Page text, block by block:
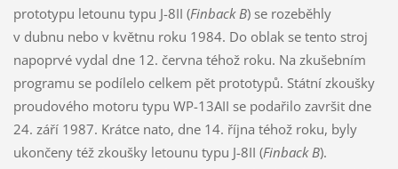
prototypu letounu typu J-8II (Finback B) se rozeběhly
v dubnu nebo v květnu roku 1984. Do oblak se tento stroj
napoprvé vydal dne 12. června téhož roku. Na zkušebním
programu se podílelo celkem pět prototypů. Státní zkoušky
proudového motoru typu WP-13AII se podařilo završit dne
24. září 1987. Krátce nato, dne 14. října téhož roku, byly
ukončeny též zkoušky letounu typu J-8II (Finback B).